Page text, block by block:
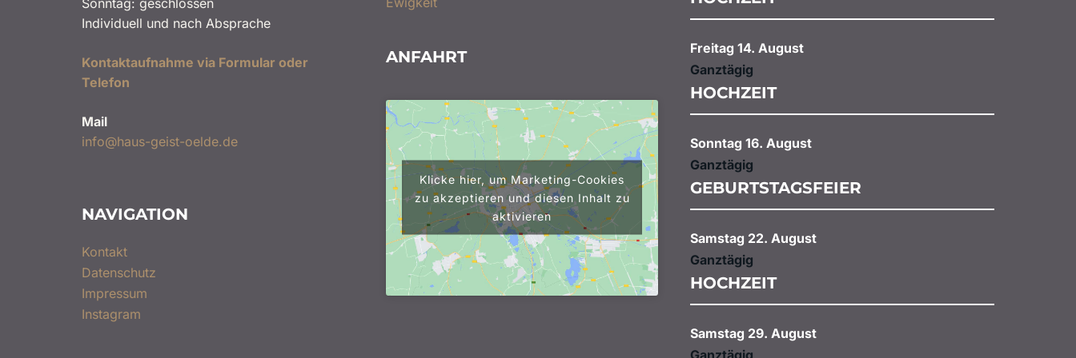
Sonntag: geschlossen
Individuell und nach Absprache
Kontaktaufnahme via Formular oder
Telefon
Mail
info@haus-geist-oelde.de
NAVIGATION
Kontakt
Datenschutz
Impressum
Instagram
ANFAHRT
Klicke hier, um Marketing-Cookies
zu akzeptieren und diesen Inhalt zu
aktivieren
Freitag 14. August
Ganztägig
HOCHZEIT
Sonntag 16. August
Ganztägig
GEBURTSTAGSFEIER
Samstag 22. August
Ganztägig
HOCHZEIT
Samstag 29. August